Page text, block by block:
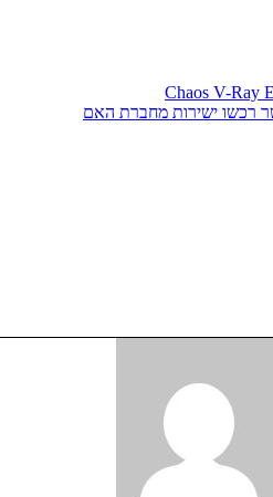
רכשו ישירות מחברת האם